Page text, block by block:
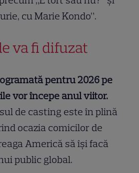
cu Marie Kondo”.
va fi difuzat
pentru 2026 pe
vor începe anul viitor.
de casting este în plină
ocazia comicilor de
Americă să își facă
public global.